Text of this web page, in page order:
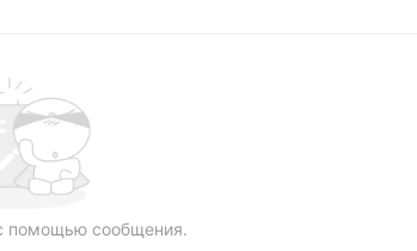
помощью сообщения.